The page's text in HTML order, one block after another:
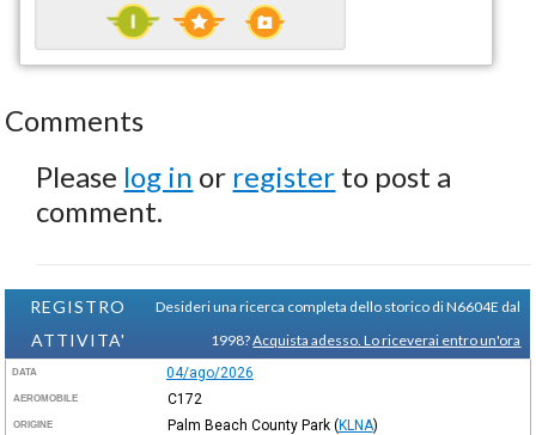
Comments
Please log in or register to post a
comment.
REGISTRO
ATTIVITA'
Desideri una ricerca completa dello storico di N6604E dal
1998?Acquista adesso. Lo riceverai entro un'ora
DATA 04/ago/2026
AEROMOBILE C172
ORIGINE Palm Beach County Park (KLNA)